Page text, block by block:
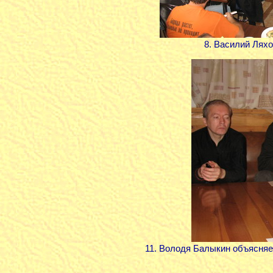
8. Василий
11. Володя Балыкин